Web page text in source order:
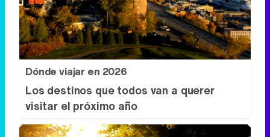
Dónde viajar en 2026
Los destinos que todos van a querer
visitar el próximo año